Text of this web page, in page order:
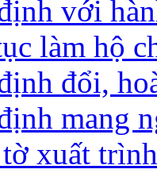
với
làm hộ
đổi,
mang
xuất